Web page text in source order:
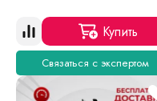
Купить
Связаться с экспертом